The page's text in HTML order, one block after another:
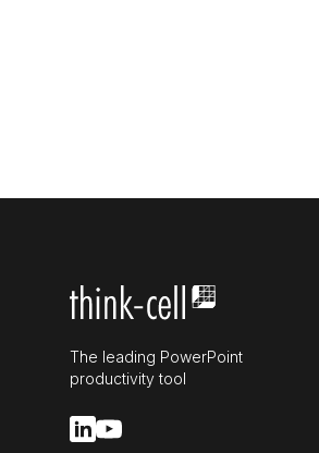
The leading PowerPoint
productivity tool